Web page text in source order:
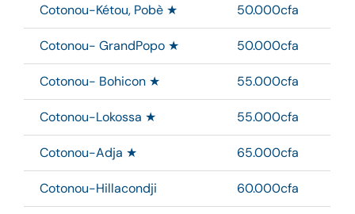
Cotonou-Kétou, Pobè ★ 50.000cfa
Cotonou- GrandPopo ★ 50.000cfa
Cotonou- Bohicon ★ 55.000cfa
Cotonou-Lokossa ★ 55.000cfa
Cotonou-Adja ★ 65.000cfa
Cotonou-Hillacondji 60.000cfa